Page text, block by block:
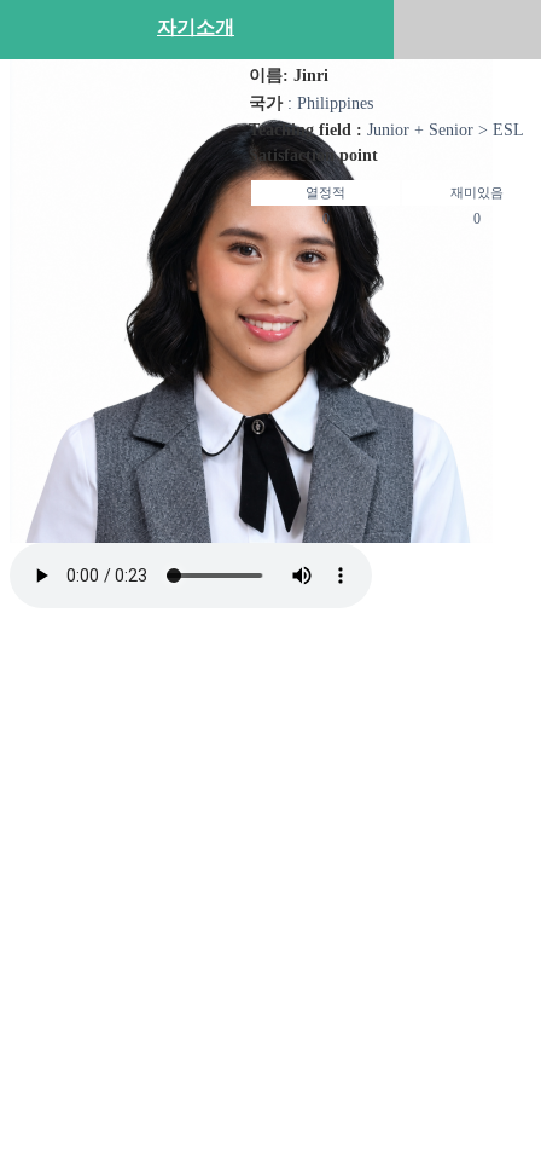
자기소개
이름: Jinri
국가 : Philippines
Teaching field : Junior + Senior > ESL
Satisfaction point
열정적 재미있음
0 0